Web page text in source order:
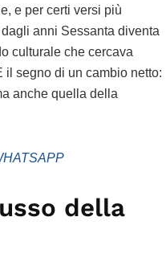
e per certi versi più
anni Sessanta diventa
culturale che cercava
il segno di un cambio netto:
anche quella della
della